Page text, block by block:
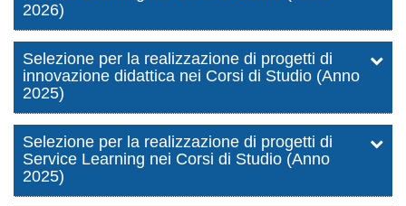
2026)
Selezione per la realizzazione di progetti di
innovazione didattica nei Corsi di Studio (Anno
2025)
Selezione per la realizzazione di progetti di
Service Learning nei Corsi di Studio (Anno
2025)